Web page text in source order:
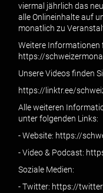
viermal jährlich das
alle Onlineinhalte auf
monatlich zu
Weitere Informationen
https://
Unsere Videos finden
https://linktr.ee/
Alle weiteren
unter folgenden Links:
- Website: https://
- Video & Podcast:
Soziale Medien:
- Twitter: https://